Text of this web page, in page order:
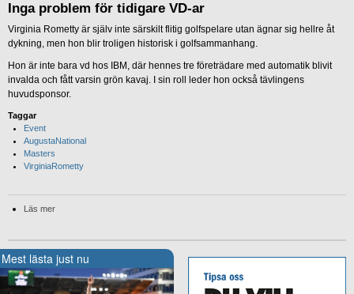
Inga problem för tidigare VD-ar
Virginia Rometty är själv inte särskilt flitig golfspelare utan ägnar sig hellre åt
dykning, men hon blir troligen historisk i golfsammanhang.
Hon är inte bara vd hos IBM, där hennes tre företrädare med automatik blivit
invalda och fått varsin grön kavaj. I sin roll leder hon också tävlingens
huvudsponsor.
Taggar
Event
AugustaNational
Masters
VirginiaRometty
Läs mer
Mest lästa just nu